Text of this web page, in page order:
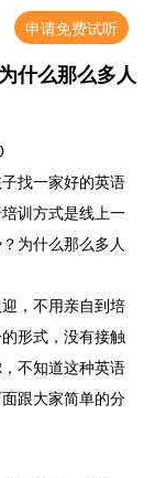
申请免费试听
什么那么多人
找一家好的英语
训方式是线上一
为什么那么多人
，不用亲自到培
形式，没有接触
不知道这种英语
跟大家简单的分